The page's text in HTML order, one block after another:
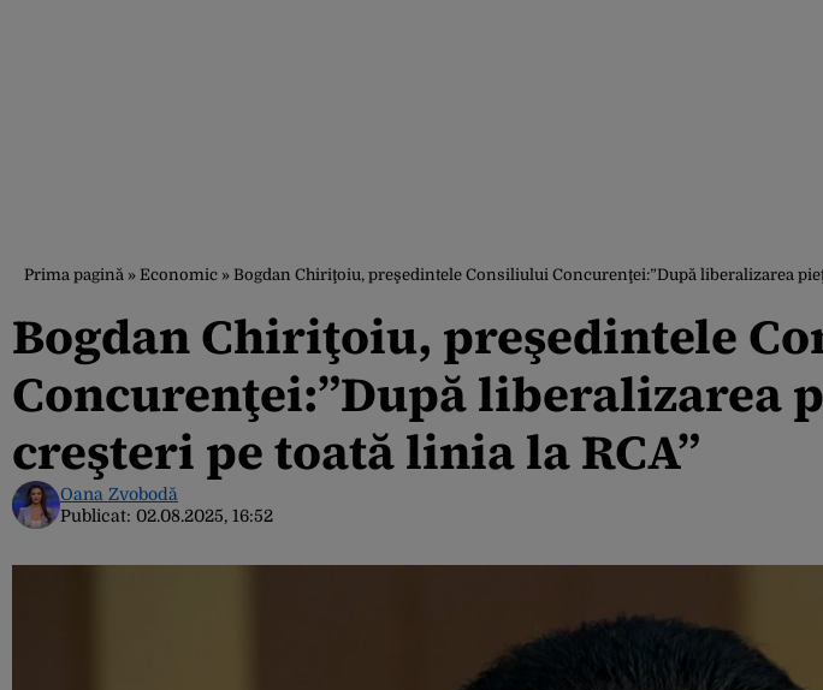
Prima pagină » Economic » Bogdan Chiriţoiu, preşedintele Consiliului Concurenţei:”După liberalizarea
Bogdan Chiriţoiu, preşedintele
Concurenţei:”După liberalizarea
creşteri pe toată linia la RCA”
Oana Zvobodă
Publicat: 02.08.2025, 16:52